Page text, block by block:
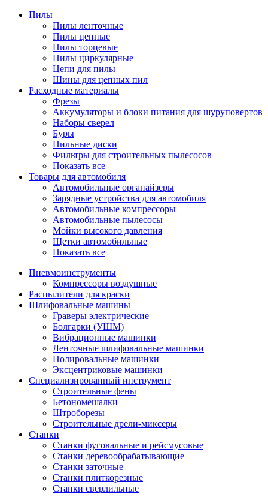
Пилы
Пилы ленточные
Пилы цепные
Пилы торцевые
Пилы циркулярные
Цепи для пилы
Шины для цепных пил
Расходные материалы
Фрезы
Аккумуляторы и блоки питания для шуруповертов
Наборы сверел
Буры
Пильные диски
Фильтры для строительных пылесосов
Показать все
Товары для автомобиля
Автомобильные органайзеры
Зарядные устройства для автомобиля
Автомобильные компрессоры
Автомобильные пылесосы
Мойки высокого давления
Щетки автомобильные
Показать все
Пневмоинструменты
Компрессоры воздушные
Распылители для краски
Шлифовальные машины
Граверы электрические
Болгарки (УШМ)
Вибрационные машинки
Ленточные шлифовальные машинки
Полировальные машинки
Эксцентриковые машинки
Специализированный инструмент
Строительные фены
Бетономешалки
Штроборезы
Строительные дрели-миксеры
Станки
Станки фуговальные и рейсмусовые
Станки деревообрабатывающие
Станки заточные
Станки плиткорезные
Станки сверлильные